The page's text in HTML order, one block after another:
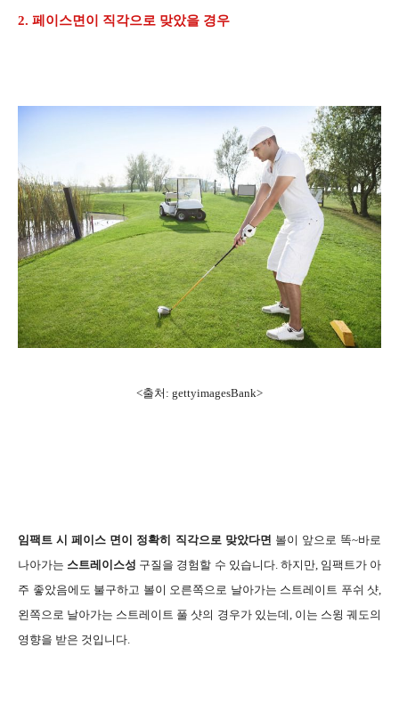
2. 페이스면이 직각으로 맞았을 경우
<출처: gettyimagesBank>
임팩트 시 페이스 면이 정확히 직각으로 맞았다면 볼이 앞으로 똑~바로
나아가는 스트레이스성 구질을 경험할 수 있습니다. 하지만, 임팩트가 아
주 좋았음에도 불구하고 볼이 오른쪽으로 날아가는 스트레이트 푸쉬 샷,
왼쪽으로 날아가는 스트레이트 풀 샷의 경우가 있는데, 이는 스윙 궤도의
영향을 받은 것입니다.